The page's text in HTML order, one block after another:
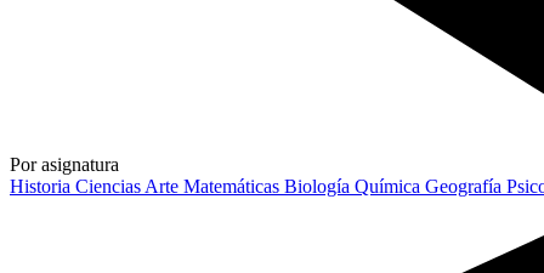
Por asignatura
Historia Ciencias Arte Matemáticas Biología Química Geografía